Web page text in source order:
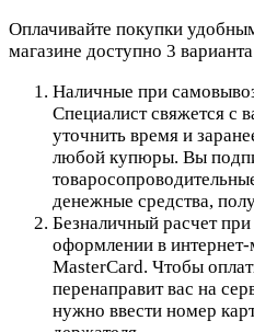
Оплачивайте покупки
магазине доступно 3
Наличные при
Специалист свяжется с
уточнить время и
любой купюры. Вы
денежные средства,
Безналичный расчет
оформлении в
MasterCard. Чтобы
перенаправит вас на
нужно ввести номер